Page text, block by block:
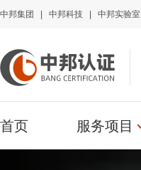
中邦集团 中邦科技 中邦实验室
首页 服务项目